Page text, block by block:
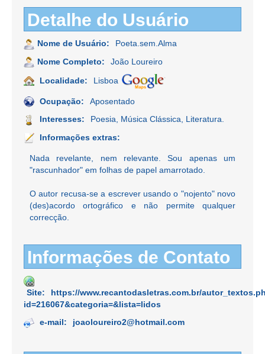
Detalhe do Usuário
Nome de Usuário:
Poeta.sem.Alma
Nome Completo:
João Loureiro
Localidade: Lisboa
Ocupação:
Aposentado
Interesses:
Poesia, Música Clássica, Literatura.
Informações extras:
Nada revelante, nem relevante. Sou apenas um
"rascunhador" em folhas de papel amarrotado.
O autor recusa-se a escrever usando o "nojento" novo
(des)acordo ortográfico e não permite qualquer
correcção.
Informações de Contato
Site:
https://www.recantodasletras.com.br/
id=216067&categoria=&lista=lidos
e-mail:
joaoloureiro2@hotmail.com